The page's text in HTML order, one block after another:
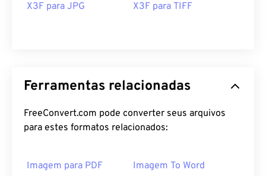
X3F para JPG X3F para TIFF
Ferramentas relacionadas
FreeConvert.com pode converter seus arquivos
para estes formatos relacionados:
Imagem para PDF Imagem To Word